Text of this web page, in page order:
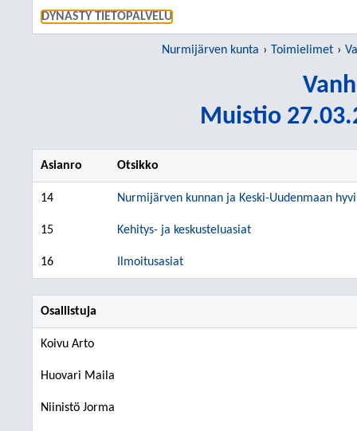
DYNASTY TIETOPALVELU
Nurmijärven kunta Toimielimet
Muistio
Asianro Otsikko
14 Nurmijärven kunnan ja Keski-Uudenmaan
15 Kehitys- ja keskusteluasiat
16 Ilmoitusasiat
Osallistuja
Koivu Arto
Huovari Maila
Niinistö Jorma